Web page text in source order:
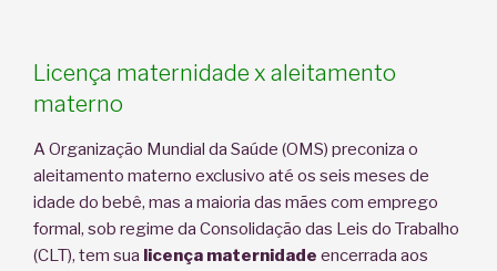
Licença maternidade x aleitamento
materno
A Organização Mundial da Saúde (OMS) preconiza o
aleitamento materno exclusivo até os seis meses de
idade do bebê, mas a maioria das mães com emprego
formal, sob regime da Consolidação das Leis do Trabalho
(CLT), tem sua licença maternidade encerrada aos